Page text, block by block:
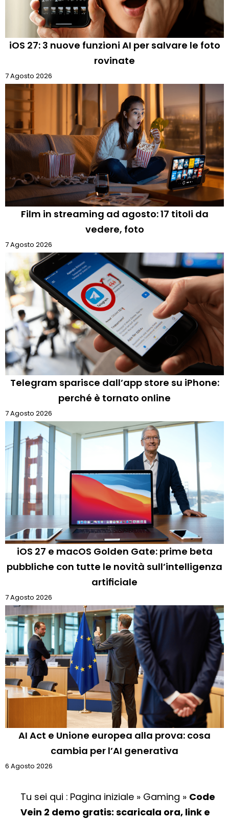
iOS 27: 3 nuove funzioni AI per salvare le foto
rovinate
7 Agosto 2026
Film in streaming ad agosto: 17 titoli da
vedere, foto
7 Agosto 2026
Telegram sparisce dall’app store su iPhone:
perché è tornato online
7 Agosto 2026
iOS 27 e macOS Golden Gate: prime beta
pubbliche con tutte le novità sull’intelligenza
artificiale
7 Agosto 2026
AI Act e Unione europea alla prova: cosa
cambia per l’AI generativa
6 Agosto 2026
Tu sei qui : Pagina iniziale » Gaming » Code
Vein 2 demo gratis: scaricala ora, link e